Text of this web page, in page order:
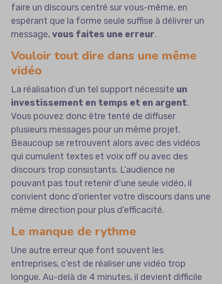
faire un discours centré sur vous-même, en
espérant que la forme seule suffise à délivrer un
message,vous faites une erreur.
Vouloir tout dire dans une même
vidéo
La réalisation d’un tel support nécessite un
investissement en temps et en argent.
Vous pouvez donc être tenté de diffuser
plusieurs messages pour un même projet.
Beaucoup se retrouvent alors avec des vidéos
qui cumulent textes et voix off ou avec des
discours trop consistants. L’audience ne
pouvant pas tout retenir d’une seule vidéo, il
convient donc d’orienter votre discours dans une
même direction pour plus d’efficacité.
Le manque de rythme
Une autre erreur que font souvent les
entreprises, c’est de réaliser une vidéo trop
longue. Au-delà de 4 minutes, il devient difficile